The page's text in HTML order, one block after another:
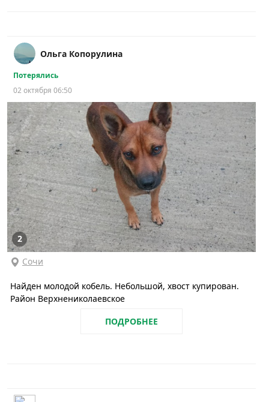
Ольга Копорулина
Потерялись
02 октября 06:50
2
Сочи
Найден молодой кобель. Небольшой, хвост купирован.
Район Верхнениколаевское
ПОДРОБНЕЕ